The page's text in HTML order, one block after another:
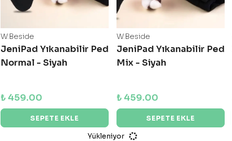
W.Beside
JeniPad Yıkanabilir Ped
Normal - Siyah
₺ 459.00
SEPETE EKLE
W.Beside
JeniPad Yıkanabilir Ped
Mix - Siyah
₺ 459.00
SEPETE EKLE
Yükleniyor